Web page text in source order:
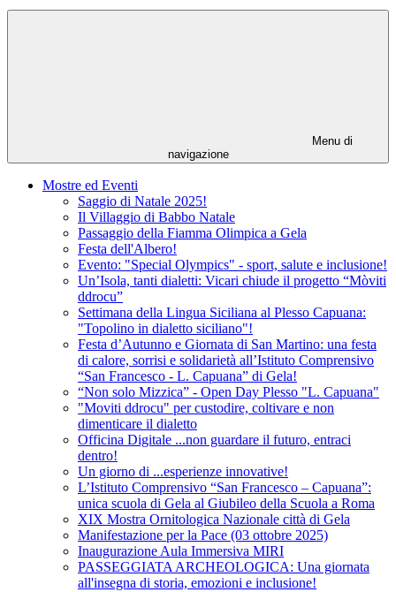
Menu di
navigazione
Mostre ed Eventi
Saggio di Natale 2025!
Il Villaggio di Babbo Natale
Passaggio della Fiamma Olimpica a Gela
Festa dell'Albero!
Evento: "Special Olympics" - sport, salute e inclusione!
Un’Isola, tanti dialetti: Vicari chiude il progetto “Mòviti
ddrocu”
Settimana della Lingua Siciliana al Plesso Capuana:
"Topolino in dialetto siciliano"!
Festa d’Autunno e Giornata di San Martino: una festa
di calore, sorrisi e solidarietà all’Istituto Comprensivo
“San Francesco - L. Capuana” di Gela!
“Non solo Mizzica” - Open Day Plesso "L. Capuana"
"Moviti ddrocu" per custodire, coltivare e non
dimenticare il dialetto
Officina Digitale ...non guardare il futuro, entraci
dentro!
Un giorno di ...esperienze innovative!
L’Istituto Comprensivo “San Francesco – Capuana”:
unica scuola di Gela al Giubileo della Scuola a Roma
XIX Mostra Ornitologica Nazionale città di Gela
Manifestazione per la Pace (03 ottobre 2025)
Inaugurazione Aula Immersiva MIRI
PASSEGGIATA ARCHEOLOGICA: Una giornata
all'insegna di storia, emozioni e inclusione!